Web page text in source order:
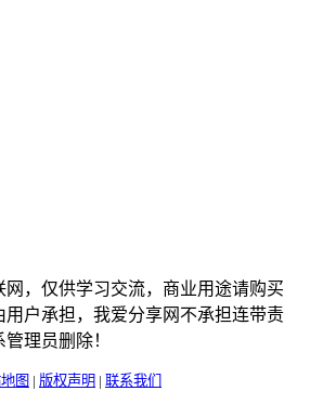
，仅供学习交流，商业用途请购买
用户承担，我爱分享网不承担连带责
理员删除！
图 | 版权声明 | 联系我们